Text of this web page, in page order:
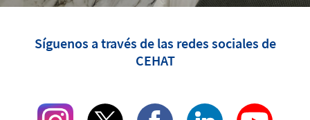
Síguenos a través de las redes sociales de
CEHAT